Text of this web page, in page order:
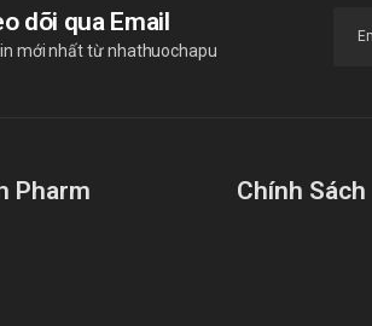
dõi qua Email
mới nhất từ nhathuochapu
Pharm Chính Sách